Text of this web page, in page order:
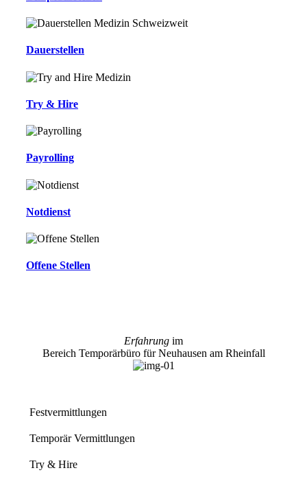
Dauerstellen
Try & Hire
Payrolling
Notdienst
Offene Stellen
Erfahrung im
Bereich Temporärbüro für Neuhausen am Rheinfall
Festvermittlungen
Temporär Vermittlungen
Try & Hire